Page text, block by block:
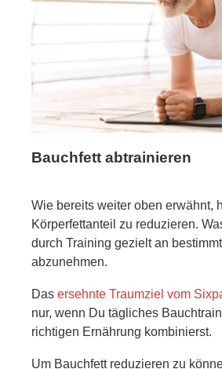
Bauchfett abtrainieren
Wie bereits weiter oben erwähnt,
Körperfettanteil zu reduzieren.
durch Training gezielt an
abzunehmen.
Das ersehnte Traumziel vom
nur, wenn Du tägliches
richtigen Ernährung kombinierst.
Um Bauchfett reduzieren zu